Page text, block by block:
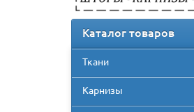
Каталог товаров
Ткани
Карнизы